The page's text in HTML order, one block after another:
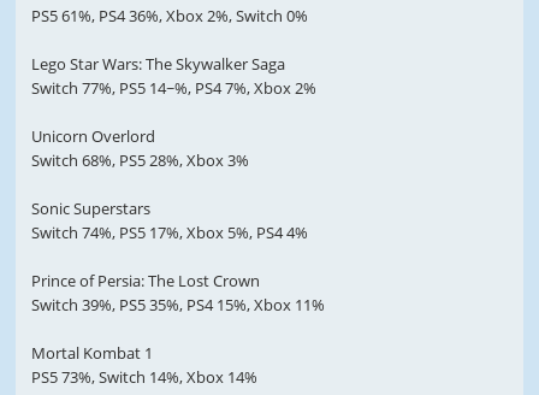
PS5 61%, PS4 36%, Xbox 2%, Switch 0%
Lego Star Wars: The Skywalker Saga
Switch 77%, PS5 14~%, PS4 7%, Xbox 2%
Unicorn Overlord
Switch 68%, PS5 28%, Xbox 3%
Sonic Superstars
Switch 74%, PS5 17%, Xbox 5%, PS4 4%
Prince of Persia: The Lost Crown
Switch 39%, PS5 35%, PS4 15%, Xbox 11%
Mortal Kombat 1
PS5 73%, Switch 14%, Xbox 14%